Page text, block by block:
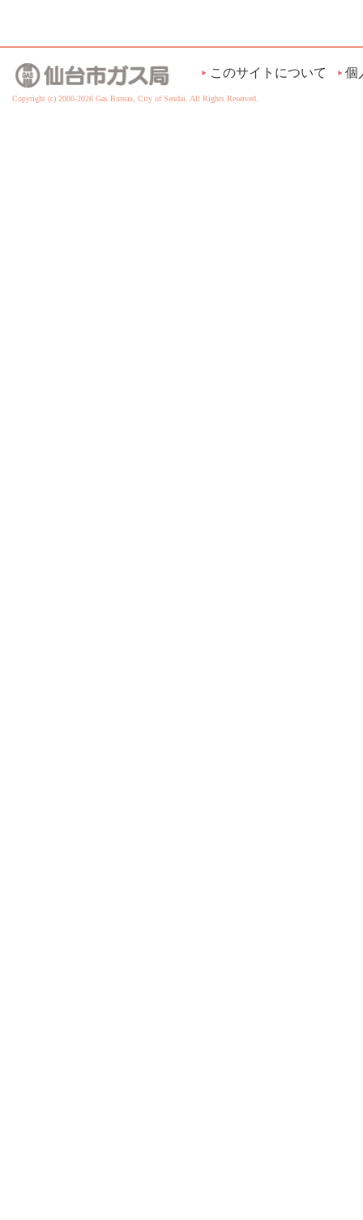
このサイトについて 個
Copyright (c) 2000-2026 Gas Bureau, City of Sendai. All Rights Reserved.